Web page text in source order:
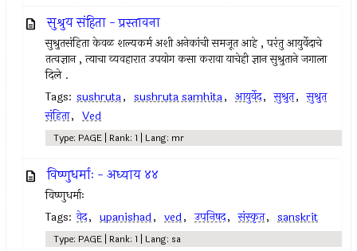
सुश्रुय संहिता - प्रस्तावना
सुश्रुतसंहिता केवळ शल्यकर्म अशी अनेकांची समजूत आहे , परंतु आयुर्वेदाचे
तत्वज्ञान , त्याचा व्यवहारात उपयोग कसा करावा याचेही ज्ञान सुश्रुताने जगाला
दिले .
Tags: sushruta, sushruta samhita, आयुर्वेद, सुश्रुत, सुश्रुत
संहिता, Ved
Type: PAGE | Rank: 1 | Lang: mr
विष्णुधर्माः - अध्याय ४४
विष्णुधर्माः
Tags: वेद, upanishad, ved, उपनिषद‌, संस्कृत, sanskrit
Type: PAGE | Rank: 1 | Lang: sa